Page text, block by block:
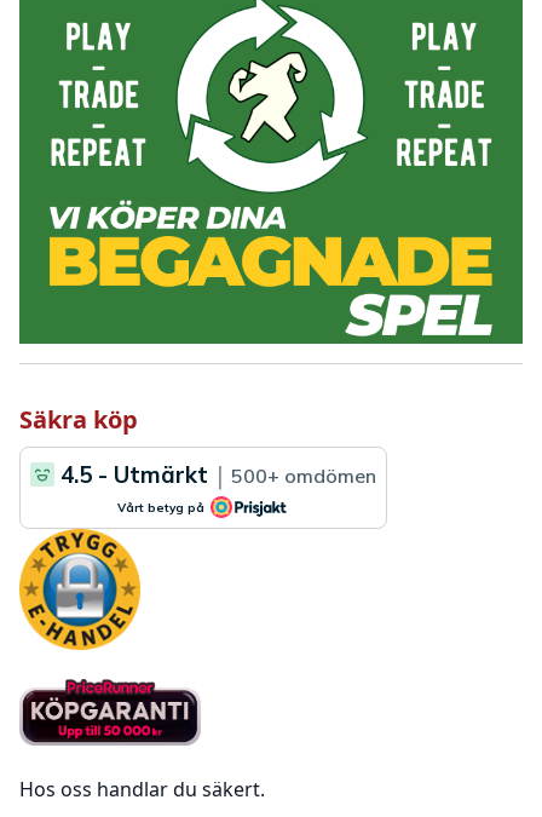
Säkra köp
Hos oss handlar du säkert.